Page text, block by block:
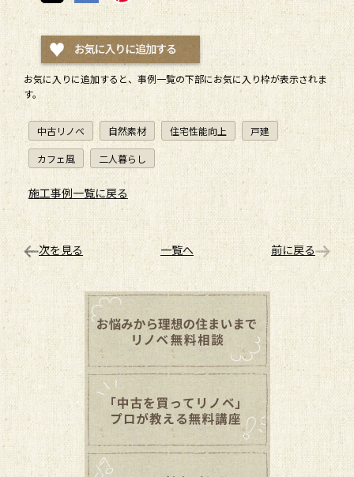
お気に入りに追加すると、 事例一覧の下部にお気に入り枠が表示されま
す。
中古リノベ 自然素材 住宅性能向上 戸建
カフェ風 二人暮らし
施工事例一覧に戻る
次を見る 一覧へ 前に戻る